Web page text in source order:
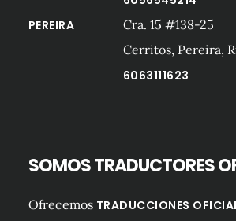
PEREIRA
Cra. 15 #138-25
Cerritos, Pereira,
6063111623
SOMOS TRADUCTORES
Ofrecemos TRADUCCIONES